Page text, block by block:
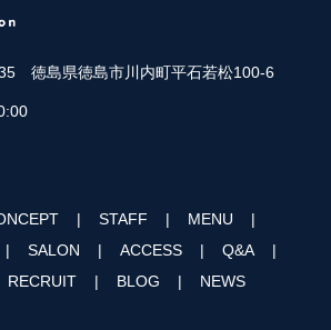
徳島県徳島市川内町平石若松100-6
STAFF
MENU
SALON ACCESS
Q&A
RECRUIT BLOG NEWS